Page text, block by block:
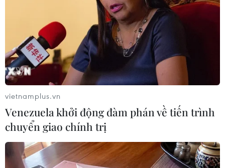
GDP quý 1 của Việt Nam đạt 6,1%
25/03/2024 07:00
Standard Chartered giữ nguyên dự báo tăng trường
GDP của cả năm 2024 ở mức 6,7%, trong đó GDP sẽ
tăng tốc từ 6,2% trong nửa đầu năm lên mức 6,9%
trong nửa cuối năm nay.
vietnamplus.vn
Venezuela khởi động đàm phán về tiến trình
chuyển giao chính trị